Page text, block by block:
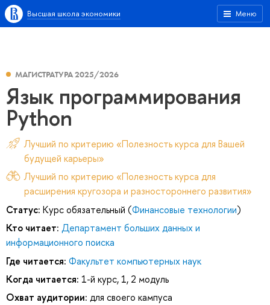
Меню
Высшая школа экономики
МАГИСТРАТУРА 2025/2026
Язык программирования
Python
Лучший по критерию «Полезность курса для Вашей
будущей карьеры»
Лучший по критерию «Полезность курса для
расширения кругозора и разностороннего развития»
Статус: Курс обязательный (Финансовые технологии)
Кто читает: Департамент больших данных и
информационного поиска
Где читается: Факультет компьютерных наук
Когда читается: 1-й курс, 1, 2 модуль
Охват аудитории: для своего кампуса